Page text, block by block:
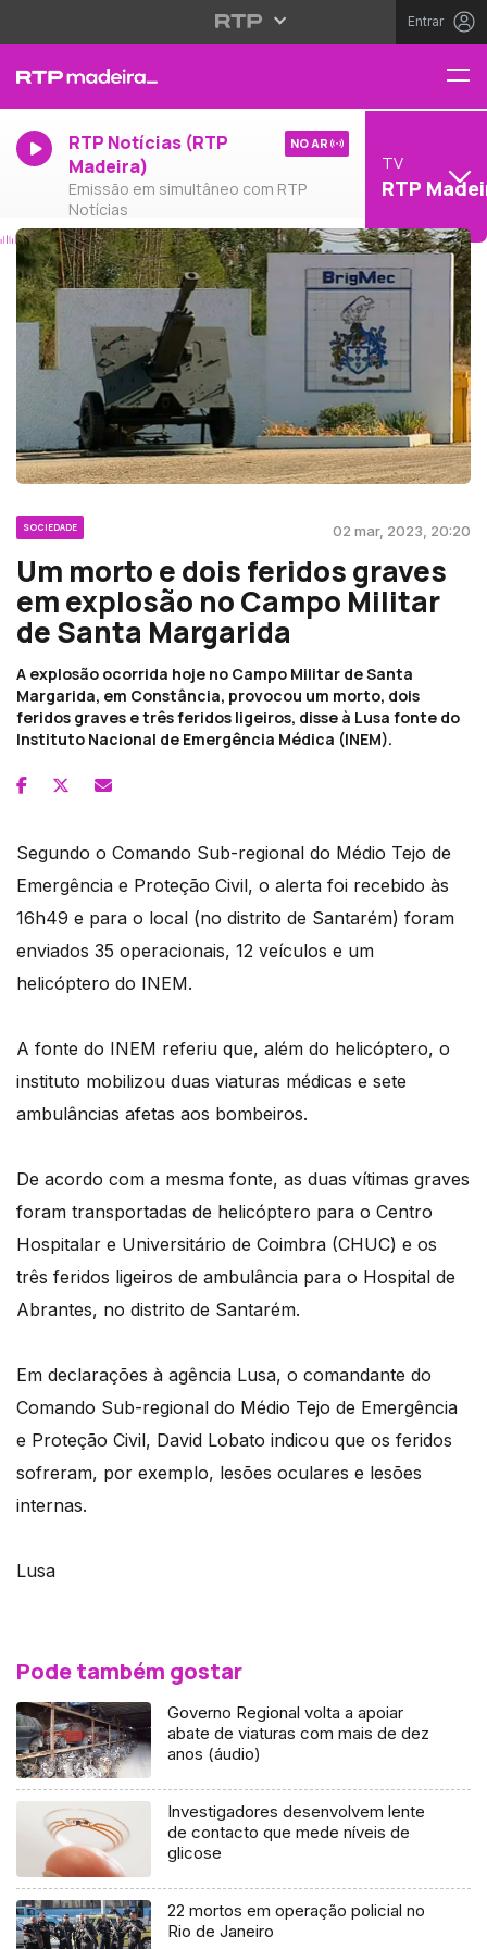
Entrar
RTP Notícias (RTP
Madeira)
Emissão em simultâneo com RTP
Notícias
NO AR
TV
RTP
SOCIEDADE 02 mar, 2023, 20:20
Um morto e dois feridos graves
em explosão no Campo Militar
de Santa Margarida
A explosão ocorrida hoje no Campo Militar de Santa
Margarida, em Constância, provocou um morto, dois
feridos graves e três feridos ligeiros, disse à Lusa fonte do
Instituto Nacional de Emergência Médica (INEM).
Segundo o Comando Sub-regional do Médio Tejo de
Emergência e Proteção Civil, o alerta foi recebido às
16h49 e para o local (no distrito de Santarém) foram
enviados 35 operacionais, 12 veículos e um
helicóptero do INEM.
A fonte do INEM referiu que, além do helicóptero, o
instituto mobilizou duas viaturas médicas e sete
ambulâncias afetas aos bombeiros.
De acordo com a mesma fonte, as duas vítimas graves
foram transportadas de helicóptero para o Centro
Hospitalar e Universitário de Coimbra (CHUC) e os
três feridos ligeiros de ambulância para o Hospital de
Abrantes, no distrito de Santarém.
Em declarações à agência Lusa, o comandante do
Comando Sub-regional do Médio Tejo de Emergência
e Proteção Civil, David Lobato indicou que os feridos
sofreram, por exemplo, lesões oculares e lesões
internas.
Lusa
Pode também gostar
Governo Regional volta a apoiar
abate de viaturas com mais de dez
anos (áudio)
Investigadores desenvolvem lente
de contacto que mede níveis de
glicose
22 mortos em operação policial no
Rio de Janeiro